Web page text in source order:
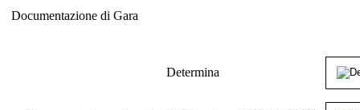
Documentazione di Gara
Determina